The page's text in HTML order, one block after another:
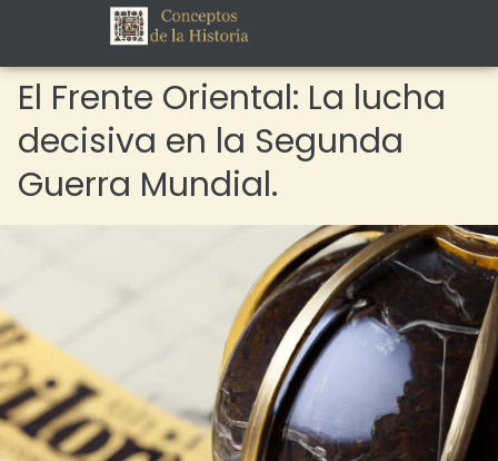
El Frente Oriental: La lucha
decisiva en la Segunda
Guerra Mundial.